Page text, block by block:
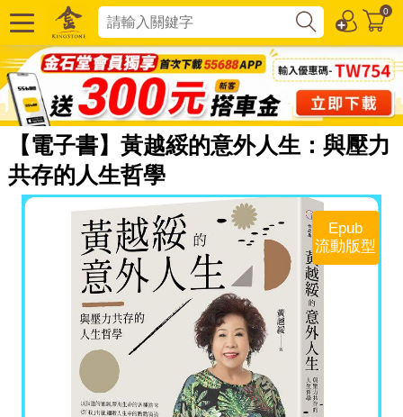
0
【電子書】黃越綏的意外人生：與壓力
共存的人生哲學
Epub
流動版型